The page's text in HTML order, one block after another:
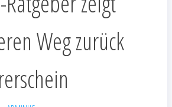
Weg zurück